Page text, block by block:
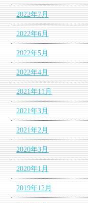
2022年7月
2022年6月
2022年5月
2022年4月
2021年11月
2021年3月
2021年2月
2020年3月
2020年1月
2019年12月